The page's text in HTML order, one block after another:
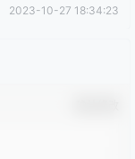
2023-10-27 18:34:23